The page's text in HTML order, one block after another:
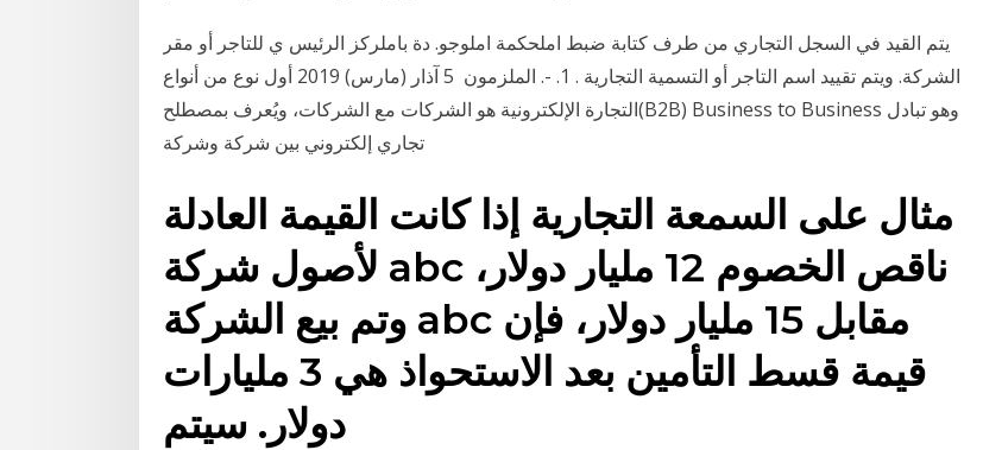
يتم القيد في السجل التجاري من طرف كتابة ضبط املحكمة املوجو. دة باملركز الرئيس ي للتاجر أو مقر
الشركة. ويتم تقييد اسم التاجر أو التسمية التجارية . 1. -. الملزمون 5 آذار (مارس) 2019 أول نوع من أنواع
التجارة الإلكترونية هو الشركات مع الشركات، ويُعرف بمصطلح(B2B) Business to Business وهو تبادل
مثال على السمعة التجارية إذا كانت القيمة العادلة
لأصول شركة abc ناقص الخصوم 12 مليار دولار،
وتم بيع الشركة abc مقابل 15 مليار دولار، فإن
قيمة قسط التأمين بعد الاستحواذ هي 3 مليارات
دولار. سيتم